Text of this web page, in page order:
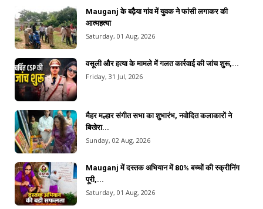
Mauganj के बढ़ैया गांव में युवक ने फांसी लगाकर की
आत्महत्या
Saturday, 01 Aug, 2026
वसूली और हत्या के मामले में गलत कार्रवाई की जांच शुरू,...
Friday, 31 Jul, 2026
मैहर मल्हार संगीत सभा का शुभारंभ, नवोदित कलाकारों ने
बिखेरा...
Sunday, 02 Aug, 2026
Mauganj में दस्तक अभियान में 80% बच्चों की स्क्रीनिंग
पूरी,...
Saturday, 01 Aug, 2026